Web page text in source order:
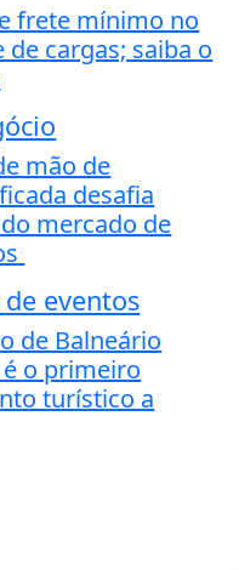
frete mínimo no
cargas; saiba o
mão de
desafia
mercado de
eventos
de Balneário
o primeiro
turístico a